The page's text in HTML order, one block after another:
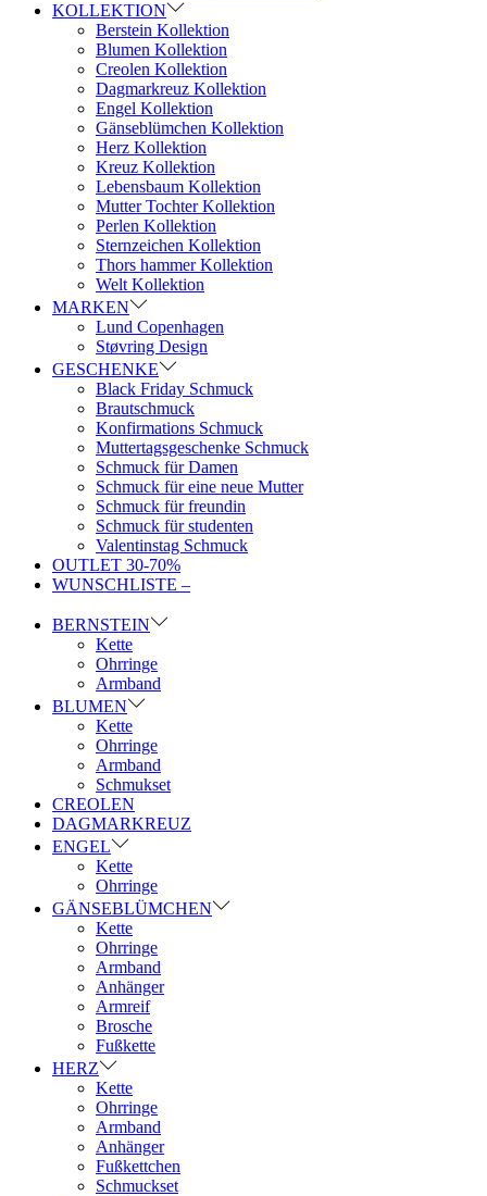
KOLLEKTION
Berstein Kollektion
Blumen Kollektion
Creolen Kollektion
Dagmarkreuz Kollektion
Engel Kollektion
Gänseblümchen Kollektion
Herz Kollektion
Kreuz Kollektion
Lebensbaum Kollektion
Mutter Tochter Kollektion
Perlen Kollektion
Sternzeichen Kollektion
Thors hammer Kollektion
Welt Kollektion
MARKEN
Lund Copenhagen
Støvring Design
GESCHENKE
Black Friday Schmuck
Brautschmuck
Konfirmations Schmuck
Muttertagsgeschenke Schmuck
Schmuck für Damen
Schmuck für eine neue Mutter
Schmuck für freundin
Schmuck für studenten
Valentinstag Schmuck
OUTLET 30-70%
WUNSCHLISTE –
BERNSTEIN
Kette
Ohrringe
Armband
BLUMEN
Kette
Ohrringe
Armband
Schmukset
CREOLEN
DAGMARKREUZ
ENGEL
Kette
Ohrringe
GÄNSEBLÜMCHEN
Kette
Ohrringe
Armband
Anhänger
Armreif
Brosche
Fußkette
HERZ
Kette
Ohrringe
Armband
Anhänger
Fußkettchen
Schmuckset